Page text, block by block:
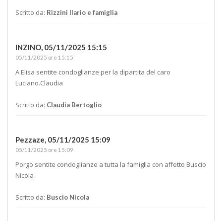
Scritto da: Rizzini Ilario e famiglia
INZINO, 05/11/2025 15:15
05/11/2025 ore 15:15
A Elisa sentite condoglianze per la dipartita del caro
Luciano.Claudia
Scritto da: Claudia Bertoglio
Pezzaze, 05/11/2025 15:09
05/11/2025 ore 15:09
Porgo sentite condoglianze a tutta la famiglia con affetto Buscio
Nicola
Scritto da: Buscio Nicola